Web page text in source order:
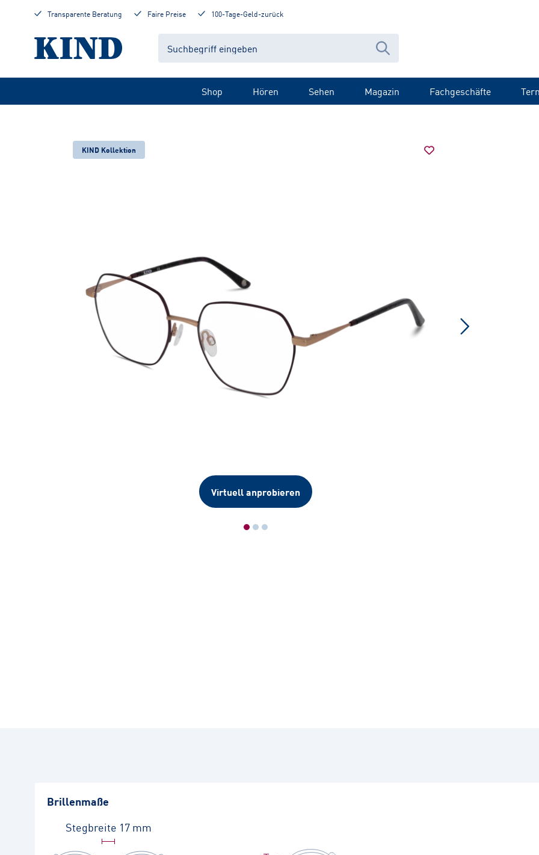
Transparente Beratung Faire Preise 100-Tage-Geld-zurück
Shop Hören Sehen Magazin Fachgeschäfte
KIND Kollektion
Virtuell anprobieren
Brillenmaße
Stegbreite 17 mm